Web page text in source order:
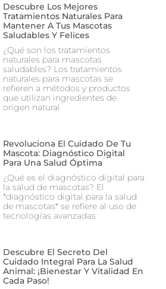
Descubre Los Mejores
Tratamientos Naturales Para
Mantener A Tus Mascotas
Saludables Y Felices
¿Qué son los tratamientos
naturales para mascotas
saludables? Los tratamientos
naturales para mascotas se
refieren a métodos y productos
que utilizan ingredientes de
origen natural
Revoluciona El Cuidado De Tu
Mascota: Diagnóstico Digital
Para Una Salud Óptima
¿Qué es el diagnóstico digital para
la salud de mascotas? El
*diagnóstico digital para la salud
de mascotas* se refiere al uso de
tecnologías avanzadas
Descubre El Secreto Del
Cuidado Integral Para La Salud
Animal: ¡Bienestar Y Vitalidad En
Cada Paso!